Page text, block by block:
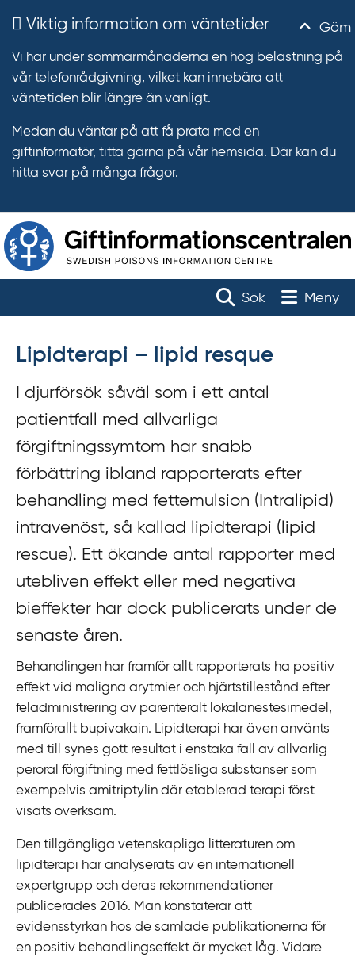
Göm
Viktig information om väntetider
Vi har under sommarmånaderna en hög belastning på
vår telefonrådgivning, vilket kan innebära att
väntetiden blir längre än vanligt.
Medan du väntar på att få prata med en
giftinformatör, titta gärna på vår hemsida. Där kan du
hitta svar på många frågor.
Sök Toggle
Meny
Lipidterapi – lipid resque
I djurförsök såväl som i ett antal
patientfall med allvarliga
förgiftningssymtom har snabb
förbättring ibland rapporterats efter
behandling med fettemulsion (Intralipid)
intravenöst, så kallad lipidterapi ( lipid
rescue). Ett ökande antal rapporter med
utebliven effekt eller med negativa
bieffekter har dock publicerats under de
senaste åren.
Behandlingen har framför allt rapporterats ha positiv
effekt vid maligna arytmier och hjärtstillestånd efter
feladministrering av parenteralt lokalanestesimedel,
framförallt bupivakain. Lipidterapi har även använts
med till synes gott resultat i enstaka fall av allvarlig
peroral förgiftning med fettlösliga substanser som
exempelvis amitriptylin där etablerad terapi först
visats overksam.
Den tillgängliga vetenskapliga litteraturen om
lipidterapi har analyserats av en internationell
expertgrupp och deras rekommendationer
publicerades 2016. Man konstaterar att
evidensstyrkan hos de samlade publikationerna för
en positiv behandlingseffekt är mycket låg. Vidare